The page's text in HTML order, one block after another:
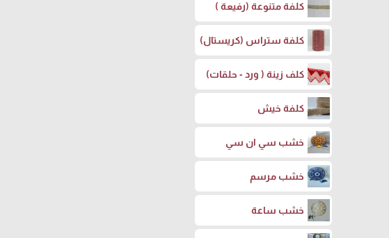
كلفة متنوعة (رفيعة )
كلفة ستراس (كريستال)
كلف زينة ( ورد - حلقات)
كلفة خيش
خشب سي ان سي
خشب مرسم
خشب ساعة